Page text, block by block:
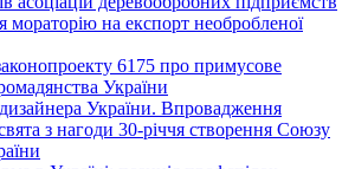
мораторію на експорт необробленої
6175 про примусове
України
України. Впровадження
з нагоди 30-річчя створення Союзу